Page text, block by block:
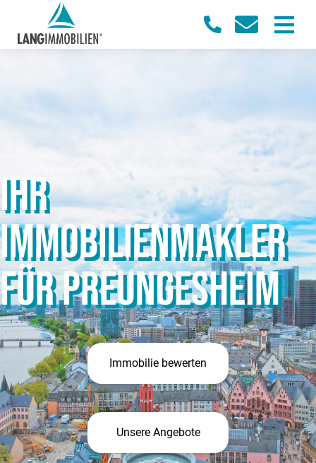
IHR
IMMOBILIENMAKLER
FÜR PREUNGESHEIM
Immobilie bewerten
Unsere Angebote